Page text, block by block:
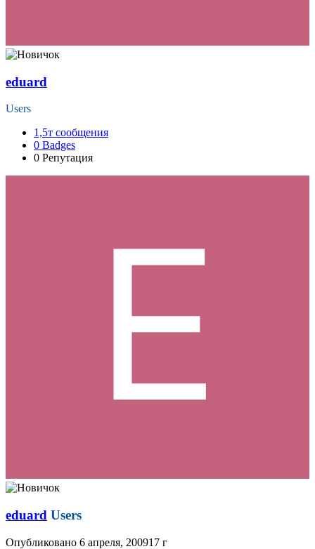
eduard
Users
1,5т сообщения
0 Badges
0 Репутация
eduard Users
Опубликовано 6 апреля, 200917 г